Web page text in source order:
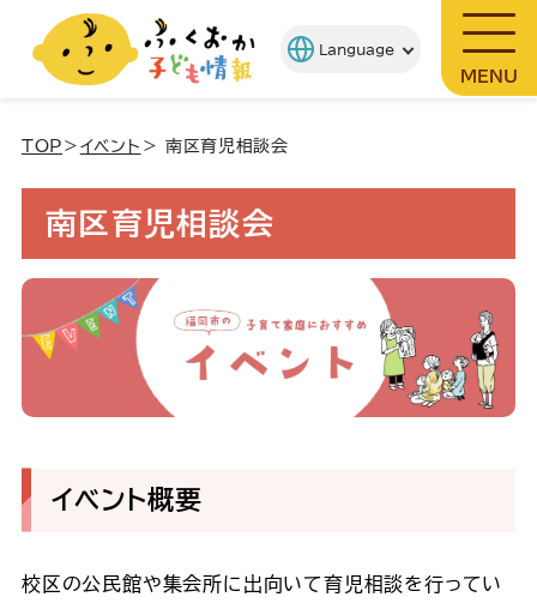
MENU
TOP ＞ イベント ＞ 南区育児相談会
南区育児相談会
イベント概要
校区の公民館や集会所に出向いて育児相談を行ってい